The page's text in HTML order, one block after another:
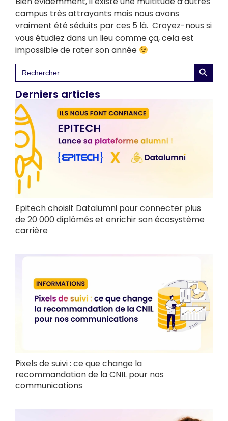
campus très attrayants mais nous avons
vraiment été séduits par ces 5 là. Croyez-nous si
vous étudiez dans un lieu comme ça, cela est
impossible de rater son année
Search
for:
Search
Derniers articles
Epitech choisit Datalumni pour connecter plus
de 20 000 diplômés et enrichir son écosystème
carrière
Pixels de suivi : ce que change la
recommandation de la CNIL pour nos
communications